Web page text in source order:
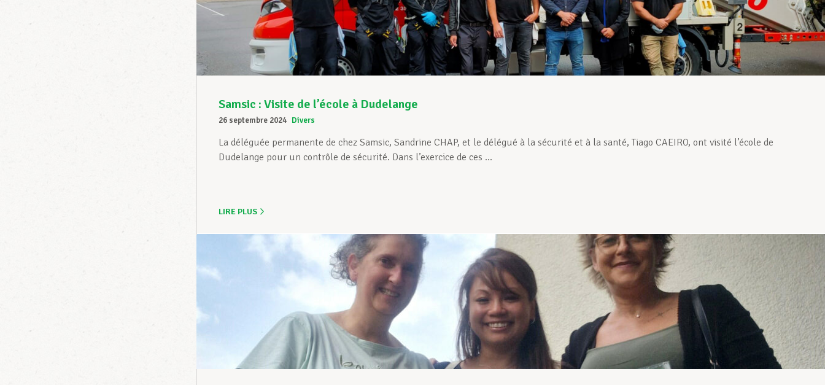
Samsic : Visite de l’école à Dudelange
26 septembre 2024 Divers
La déléguée permanente de chez Samsic, Sandrine CHAP, et le délégué à la sécurité et à la santé, Tiago CAEIRO, ont visité l’école de
Dudelange pour un contrôle de sécurité. Dans l’exercice de ces ...
LIRE PLUS